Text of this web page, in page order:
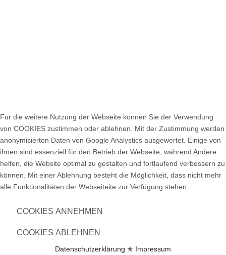
Für die weitere Nutzung der Webseite können Sie der Verwendung
von COOKIES zustimmen oder ablehnen. Mit der Zustimmung werden
anonymisierten Daten von Google Analystics ausgewertet. Einige von
ihnen sind essenziell für den Betrieb der Webseite, während Andere
helfen, die Website optimal zu gestalten und fortlaufend verbessern zu
können. Mit einer Ablehnung besteht die Möglichkeit, dass nicht mehr
alle Funktionalitäten der Webseiteite zur Verfügung stehen.
COOKIES ANNEHMEN
COOKIES ABLEHNEN
Datenschutzerklärung ✯ Impressum